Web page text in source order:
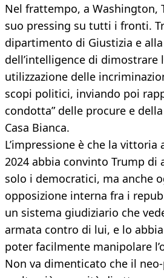
Nel frattempo, a Washington,
suo pressing su tutti i fronti.
dipartimento di Giustizia e
dell’intelligence di dimostrare
utilizzazione delle
scopi politici, inviando poi
condotta” delle procure e
Casa Bianca.
L’impressione è che la vittoria
2024 abbia convinto Trump di
solo i democratici, ma anche
opposizione interna fra i
un sistema giudiziario che
armata contro di lui, e lo
poter facilmente manipolare
Non va dimenticato che il